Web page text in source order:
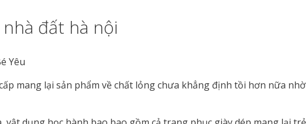
đất hà nội
mang lại sản phẩm về chất lỏng chưa khẳng định tồi hơn nữa nhờ